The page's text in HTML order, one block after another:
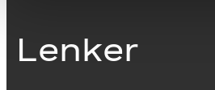
Lenker